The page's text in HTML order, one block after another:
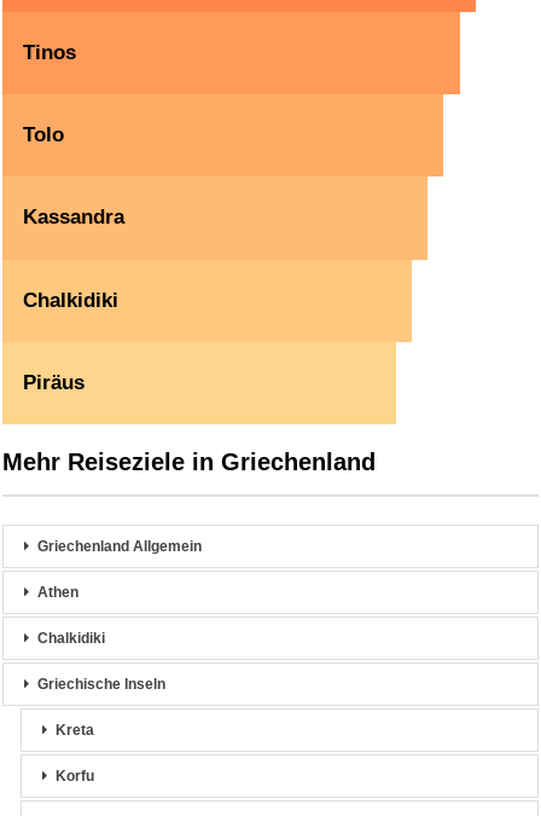
Tinos
Tolo
Kassandra
Chalkidiki
Piräus
Mehr Reiseziele in Griechenland
Griechenland Allgemein
Athen
Chalkidiki
Griechische Inseln
Kreta
Korfu